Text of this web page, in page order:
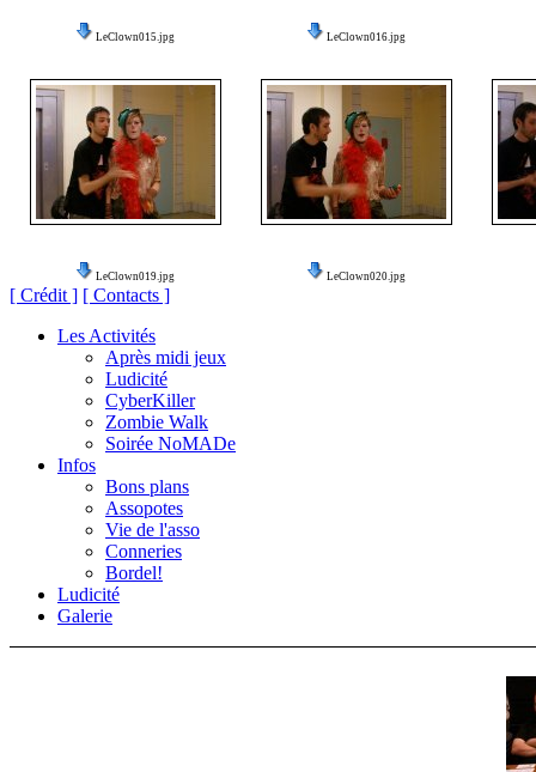
LeClown015.jpg LeClown016.jpg
LeClown019.jpg LeClown020.jpg
[ Crédit ] [ Contacts ]
Les Activités
Après midi jeux
Ludicité
CyberKiller
Zombie Walk
Soirée NoMADe
Infos
Bons plans
Assopotes
Vie de l'asso
Conneries
Bordel!
Ludicité
Galerie